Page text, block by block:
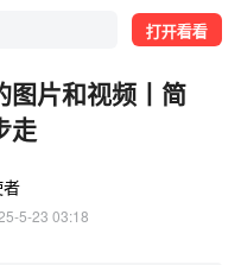
打开看看
图片和视频丨简
走
5-23 03:18